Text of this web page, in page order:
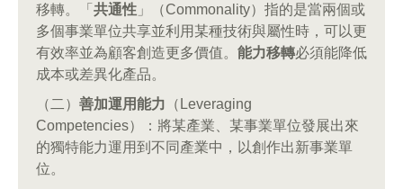
移轉。「 共通性 」（Commonality）指的是當兩個或
多個事業單位共享並利用某種技術與屬性時，可以更
有效率並為顧客創造更多價值。 能力移轉必須能降低
成本或差異化產品。
（二） 善加運用能力 （Leveraging
Competencies）：將某產業、某事業單位發展出來
的獨特能力運用到不同產業中，以創作出新事業單
位。